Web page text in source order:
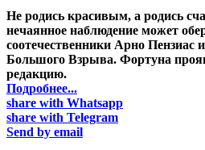
Не родись красивым, а родись
нечаянное наблюдение может
соотечественники Арно Пензиас
Большого Взрыва. Фортуна
редакцию.
Подробнее...
share with Whatsapp
share with Telegram
Send by email